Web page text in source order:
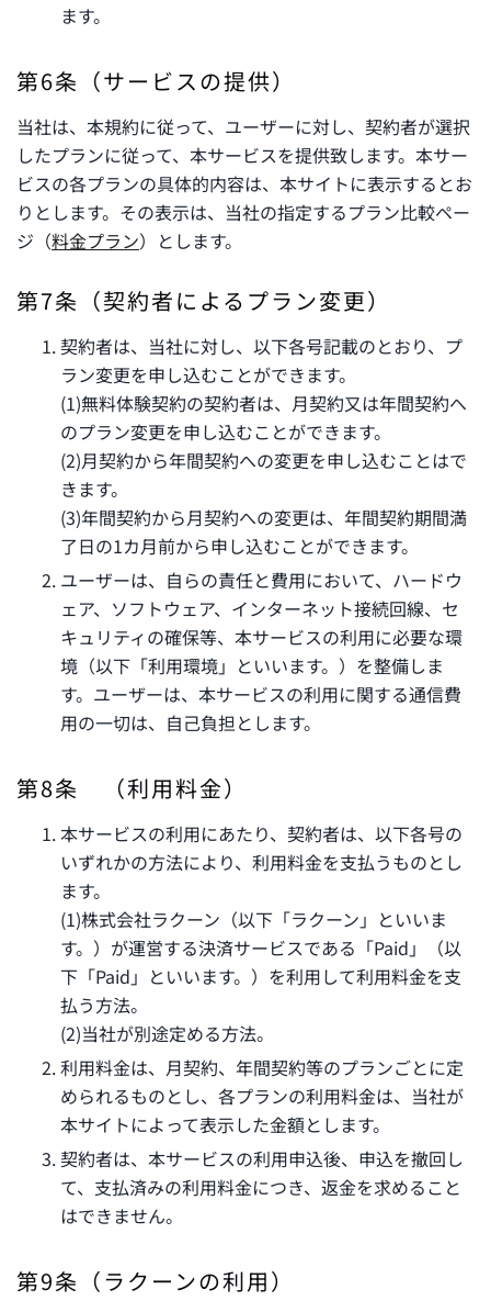
ます。
第6条（サービスの提供）
当社は、本規約に従って、ユーザーに対し、契約者が選択
したプランに従って、本サービスを提供致します。本サー
ビスの各プランの具体的内容は、本サイトに表示するとお
りとします。その表示は、当社の指定するプラン比較ペー
ジ（料金プラン）とします。
第7条（契約者によるプラン変更）
契約者は、当社に対し、以下各号記載のとおり、プ
ラン変更を申し込むことができます。
(1)無料体験契約の契約者は、月契約又は年間契約へ
のプラン変更を申し込むことができます。
(2)月契約から年間契約への変更を申し込むことはで
きます。
(3)年間契約から月契約への変更は、年間契約期間満
了日の1カ月前から申し込むことができます。
ユーザーは、自らの責任と費用において、ハードウ
ェア、ソフトウェア、インターネット接続回線、セ
キュリティの確保等、本サービスの利用に必要な環
境（以下「利用環境」といいます。）を整備しま
す。ユーザーは、本サービスの利用に関する通信費
用の一切は、自己負担とします。
第8条 （利用料金）
本サービスの利用にあたり、契約者は、以下各号の
いずれかの方法により、利用料金を支払うものとし
ます。
(1)株式会社ラクーン（以下「ラクーン」といいま
す。）が運営する決済サービスである「Paid」（以
下「Paid」といいます。）を利用して利用料金を支
払う方法。
(2)当社が別途定める方法。
利用料金は、月契約、年間契約等のプランごとに定
められるものとし、各プランの利用料金は、当社が
本サイトによって表示した金額とします。
契約者は、本サービスの利用申込後、申込を撤回し
て、支払済みの利用料金につき、返金を求めること
はできません。
第9条（ラクーンの利用）